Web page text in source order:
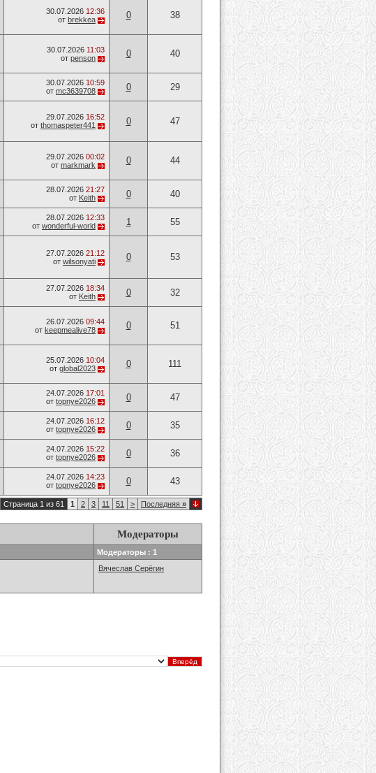
30.07.2026 12:36
от brekkea 0 38
30.07.2026 11:03
от penson 0 40
30.07.2026 10:59
от mc3639708 0 29
29.07.2026 16:52
от thomaspeter441 0 47
29.07.2026 00:02
от markmark 0 44
28.07.2026 21:27
от Keith 0 40
28.07.2026 12:33
от wonderful-world 1 55
27.07.2026 21:12
от wilsonyati 0 53
27.07.2026 18:34
от Keith 0 32
26.07.2026 09:44
от keepmealive78 0 51
25.07.2026 10:04
от global2023 0 111
24.07.2026 17:01
от topnye2026 0 47
24.07.2026 16:12
от topnye2026 0 35
24.07.2026 15:22
от topnye2026 0 36
24.07.2026 14:23
от topnye2026 0 43
Страница 1 из 61 1 2 3 11 51 > Последняя »
Модераторы
Модераторы : 1
Вячеслав Серёгин